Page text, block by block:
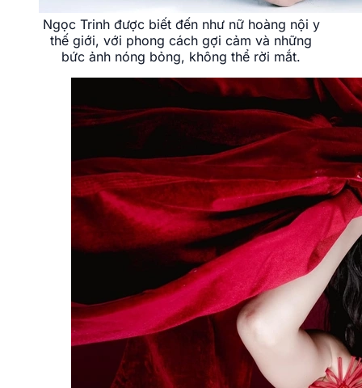
Ngọc Trinh được biết đến như nữ hoàng nội y
thế giới, với phong cách gợi cảm và những
bức ảnh nóng bỏng, không thể rời mắt.